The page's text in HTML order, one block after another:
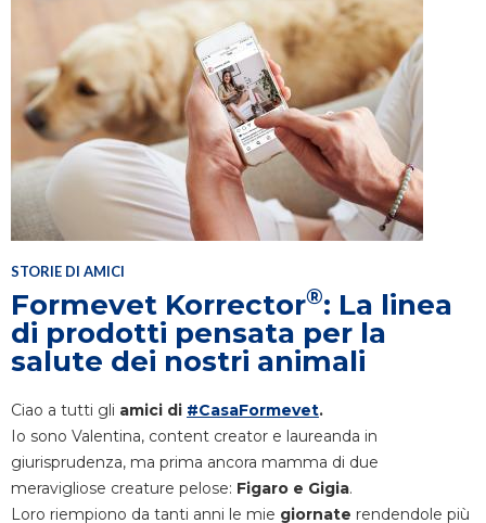
STORIE DI AMICI
Formevet Korrector®: La linea
di prodotti pensata per la
salute dei nostri animali
Ciao a tutti gli amici di #CasaFormevet.
Io sono Valentina, content creator e laureanda in
giurisprudenza, ma prima ancora mamma di due
meravigliose creature pelose: Figaro e Gigia.
Loro riempiono da tanti anni le mie giornate rendendole più